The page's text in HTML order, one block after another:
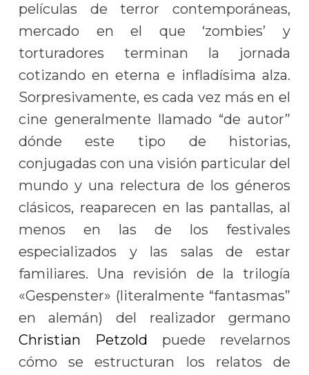
películas de terror contemporáneas,
mercado en el que ‘zombies’ y
torturadores terminan la jornada
cotizando en eterna e infladísima alza.
Sorpresivamente, es cada vez más en el
cine generalmente llamado “de autor”
dónde este tipo de historias,
conjugadas con una visión particular del
mundo y una relectura de los géneros
clásicos, reaparecen en las pantallas, al
menos en las de los festivales
especializados y las salas de estar
familiares. Una revisión de la trilogía
«Gespenster» (literalmente “fantasmas”
en alemán) del realizador germano
Christian Petzold puede revelarnos
cómo se estructuran los relatos de